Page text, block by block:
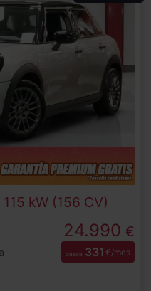
115 kW (156 CV)
24.990 €
desde 331 €/mes